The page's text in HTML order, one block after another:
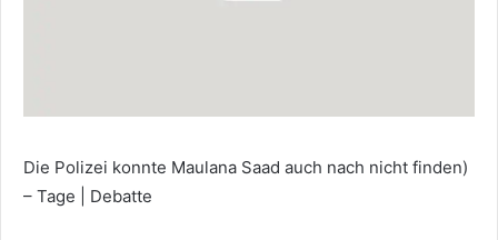
Die Polizei konnte Maulana Saad auch nach nicht finden)
– Tage | Debatte